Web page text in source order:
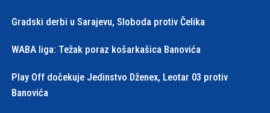
Gradski derbi u Sarajevu, Sloboda protiv Čelika
WABA liga: Težak poraz košarkašica Banovića
Play Off dočekuje Jedinstvo Dženex, Leotar 03 protiv
Banovića